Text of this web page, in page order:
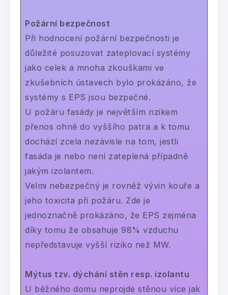
Požární bezpečnost
Při hodnocení požární bezpečnosti je
důležité posuzovat zateplovací systémy
jako celek a mnoha zkouškami ve
zkušebních ústavech bylo prokázáno, že
systémy s EPS jsou bezpečné.
U požáru fasády je největším rizikem
přenos ohně do vyššího patra a k tomu
dochází zcela nezávisle na tom, jestli
fasáda je nebo není zateplená případně
jakým izolantem.
Velmi nebezpečný je rovněž vývin kouře a
jeho toxicita při požáru. Zde je
jednoznačně prokázáno, že EPS zejména
díky tomu že obsahuje 98% vzduchu
nepředstavuje vyšší riziko než MW.
Mýtus tzv. dýchání stěn resp. izolantu
U běžného domu neprojde stěnou více jak